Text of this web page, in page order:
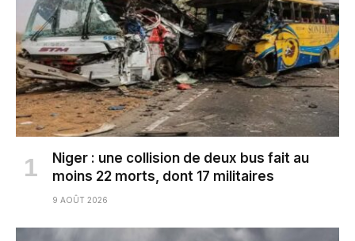
Niger : une collision de deux bus fait au
moins 22 morts, dont 17 militaires
9 AOÛT 2026